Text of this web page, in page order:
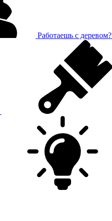
Работаешь с деревом?